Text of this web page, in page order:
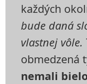
každých
bude daná
vlastnej vôle.
obmedzená
nemali